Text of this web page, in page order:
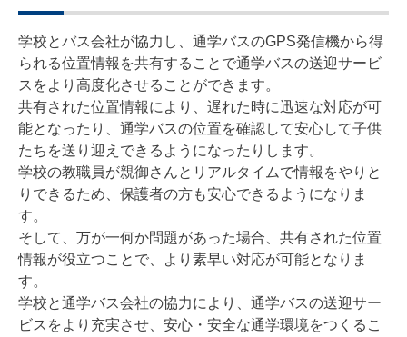
学校とバス会社が協力し、通学バスのGPS発信機から得
られる位置情報を共有することで通学バスの送迎サービ
スをより高度化させることができます。
共有された位置情報により、遅れた時に迅速な対応が可
能となったり、通学バスの位置を確認して安心して子供
たちを送り迎えできるようになったりします。
学校の教職員が親御さんとリアルタイムで情報をやりと
りできるため、保護者の方も安心できるようになりま
す。
そして、万が一何か問題があった場合、共有された位置
情報が役立つことで、より素早い対応が可能となりま
す。
学校と通学バス会社の協力により、通学バスの送迎サー
ビスをより充実させ、安心・安全な通学環境をつくるこ